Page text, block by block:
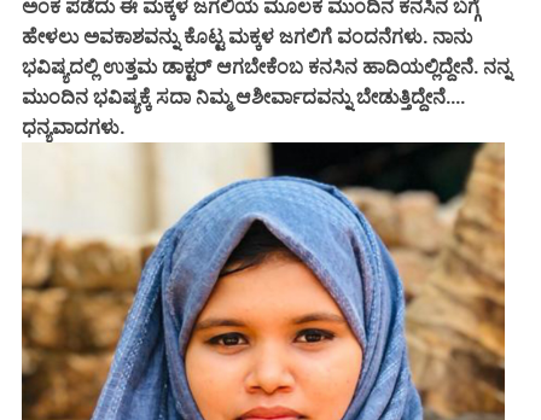
ಅಂಕ ಪಡೆದು ಈ ಮಕ್ಕಳ ಜಗಲಿಯ ಮೂಲಕ ಮುಂದಿನ ಕನಸಿನ ಬಗ್ಗೆ
ಹೇಳಲು ಅವಕಾಶವನ್ನು ಕೊಟ್ಟ ಮಕ್ಕಳ ಜಗಲಿಗೆ ವಂದನೆಗಳು. ನಾನು
ಭವಿಷ್ಯದಲ್ಲಿ ಉತ್ತಮ ಡಾಕ್ಟರ್ ಆಗಬೇಕೆಂಬ ಕನಸಿನ ಹಾದಿಯಲ್ಲಿದ್ದೇನೆ. ನನ್ನ
ಮುಂದಿನ ಭವಿಷ್ಯಕ್ಕೆ ಸದಾ ನಿಮ್ಮ ಆಶೀರ್ವಾದವನ್ನು ಬೇಡುತ್ತಿದ್ದೇನೆ....
ಧನ್ಯವಾದಗಳು.